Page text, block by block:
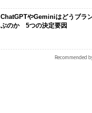
ChatGPTやGeminiはどうブラ
ぶのか 5つの決定要因
Recommended